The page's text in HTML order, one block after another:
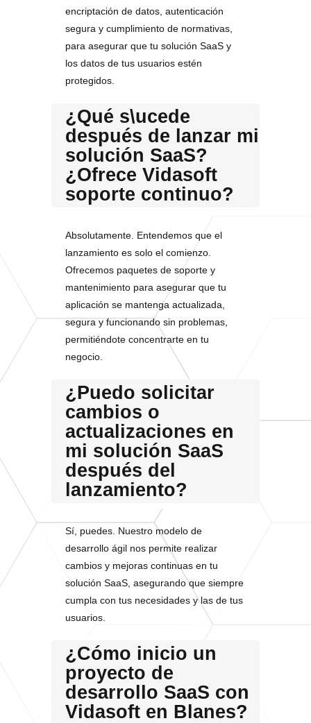
encriptación de datos, autenticación
segura y cumplimiento de normativas,
para asegurar que tu solución SaaS y
los datos de tus usuarios estén
protegidos.
¿Qué s\ucede
después de lanzar mi
solución SaaS?
¿Ofrece Vidasoft
soporte continuo?
Absolutamente. Entendemos que el
lanzamiento es solo el comienzo.
Ofrecemos paquetes de soporte y
mantenimiento para asegurar que tu
aplicación se mantenga actualizada,
segura y funcionando sin problemas,
permitiéndote concentrarte en tu
negocio.
¿Puedo solicitar
cambios o
actualizaciones en
mi solución SaaS
después del
lanzamiento?
Sí, puedes. Nuestro modelo de
desarrollo ágil nos permite realizar
cambios y mejoras continuas en tu
solución SaaS, asegurando que siempre
cumpla con tus necesidades y las de tus
usuarios.
¿Cómo inicio un
proyecto de
desarrollo SaaS con
Vidasoft en Blanes?